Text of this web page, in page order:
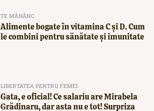
TE MĂNÂNC
Alimente bogate în vitamina C și D. Cum
le combini pentru sănătate și imunitate
LIBERTATEA PENTRU FEMEI
Gata, e oficial! Ce salariu are Mirabela
Grădinaru, dar asta nu e tot! Surpriza